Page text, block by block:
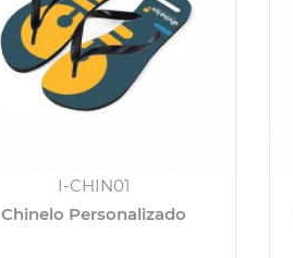
I-CHIN01
Chinelo Personalizado